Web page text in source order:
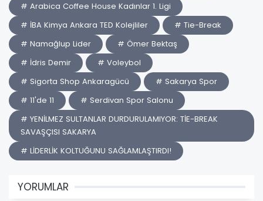
# Arabica Coffee House Kadınlar 1. Ligi
# İBA Kimya Ankara TED Kolejliler
# Tie-Break
# Namağlup Lider
# Ömer Bektaş
# İdris Demir
# Voleybol
# Sigorta Shop Ankaragücü
# Sakarya Spor
# 11'de 11
# Serdivan Spor Salonu
# YENİLMEZ SULTANLAR DURDURULAMIYOR: TİE-BREAK
SAVAŞÇISI SAKARYA
# LİDERLİK KOLTUĞUNU SAĞLAMLAŞTIRDI!
YORUMLAR